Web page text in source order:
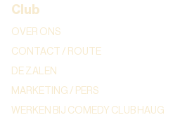
Club
OVER ONS
CONTACT / ROUTE
DE ZALEN
MARKETING / PERS
WERKEN BIJ COMEDY CLUB HAUG